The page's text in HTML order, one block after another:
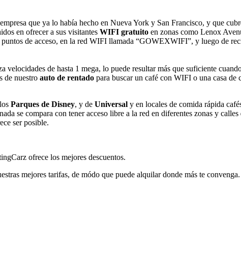
que ya lo había hecho en Nueva York y San Francisco, y que
en ofrecer a sus visitantes WIFI gratuito en zonas como Lenox
de acceso, en la red WIFI llamada “GOWEXWIFI”, y luego de
velocidades de hasta 1 mega, lo puede resultar más que suficiente
de nuestro auto de rentado para buscar un café con WIFI o una casa de
Parques de Disney, y de Universal y en locales de comida rápida
se compara con tener acceso libre a la red en diferentes zonas y
ser posible.
ofrece los mejores descuentos.
mejores tarifas, de módo que puede alquilar donde más te